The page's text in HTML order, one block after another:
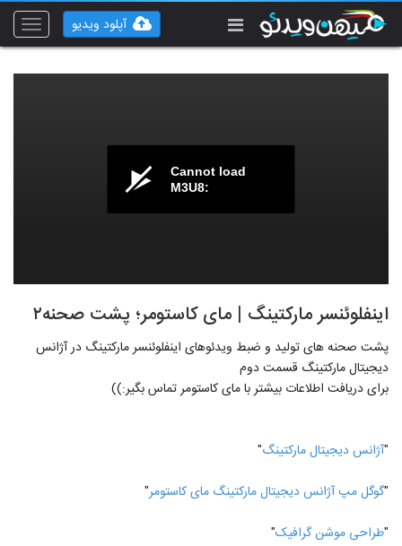
Toggle
آپلود ویدیو
Cannot load
M3U8:
اینفلوئنسر مارکتینگ | مای کاستومر؛ پشت صحنه۲
پشت صحنه های تولید و ضبط ویدئوهای اینفلوئنسر مارکتینگ در آژانس
دیجیتال مارکتینگ قسمت دوم
برای دریافت اطلاعات بیشتر با مای کاستومر تماس بگیر:))
"آژانس دیجیتال مارکتینگ"
"گوگل مپ آژانس دیجیتال مارکتینگ مای کاستومر"
"طراحی موشن گرافیک"